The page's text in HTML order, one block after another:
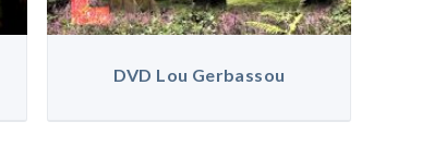
DVD Lou Gerbassou